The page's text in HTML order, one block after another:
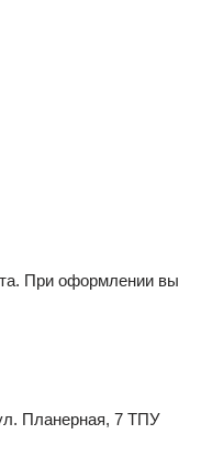
При оформлении вы
Планерная, 7 ТПУ